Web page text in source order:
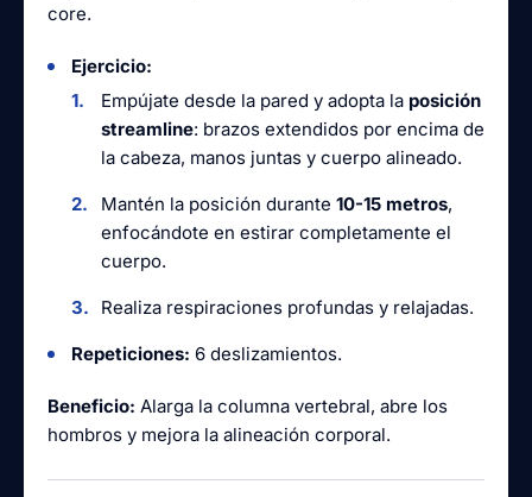
core.
Ejercicio:
Empújate desde la pared y adopta la posición
streamline: brazos extendidos por encima de
la cabeza, manos juntas y cuerpo alineado.
Mantén la posición durante 10-15 metros,
enfocándote en estirar completamente el
cuerpo.
Realiza respiraciones profundas y relajadas.
Repeticiones: 6 deslizamientos.
Beneficio: Alarga la columna vertebral, abre los
hombros y mejora la alineación corporal.